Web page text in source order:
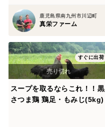
鹿児島県南九州市川辺町
真栄ファーム
すぐに出荷
スープを取るならこれ！！黒
さつま鶏 鶏足・もみじ(5kg)